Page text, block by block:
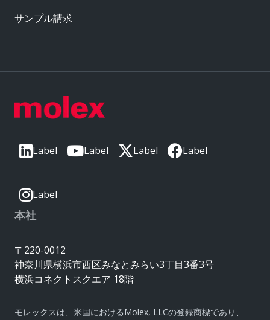
Label Label Label Label
Label
本社
〒220-0012
神奈川県横浜市西区みなとみらい3丁目3番3号
横浜コネクトスクエア 18階
モレックスは、米国におけるMolex, LLCの登録商標であり、
サンプル請求